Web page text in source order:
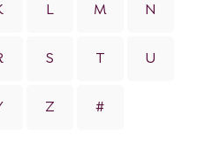
L M N
S T U
Z #